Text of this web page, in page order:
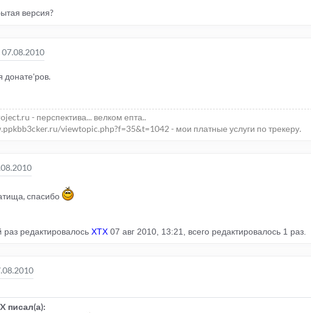
версия?
Сообщение
07.08.2010
донате'ров.
- перспектива... велком епта..
viewtopic.php?f=35&t=1042 - мои платные услуги по трекеру.
спасибо
редактировалось XTX 07 авг 2010, 13:21, всего редактировалось 1 раз.
писал(а):